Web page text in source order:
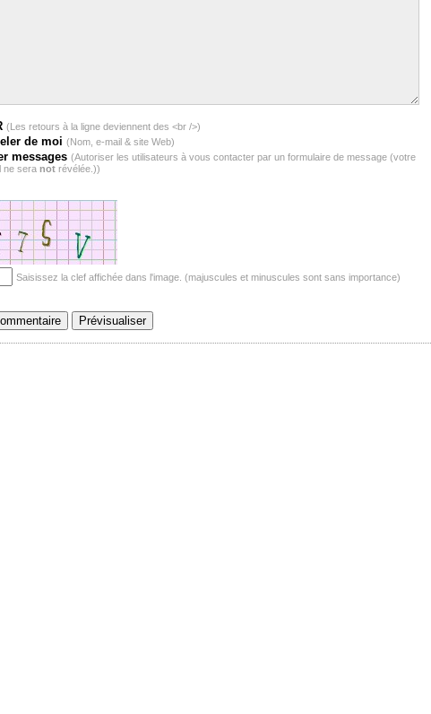
(Les retours à la ligne deviennent des <br />)
de moi (Nom, e-mail & site Web)
messages (Autoriser les utilisateurs à vous contacter par un formulaire de message (votre
ne seranot révélée.))
Saisissez la clef affichée dans l'image. (majuscules et minuscules sont sans importance)